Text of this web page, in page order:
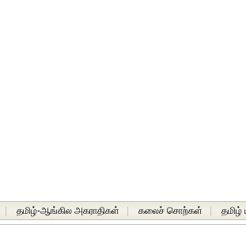
தமிழ்-ஆங்கில அகராதிகள் கலைச் சொற்கள்